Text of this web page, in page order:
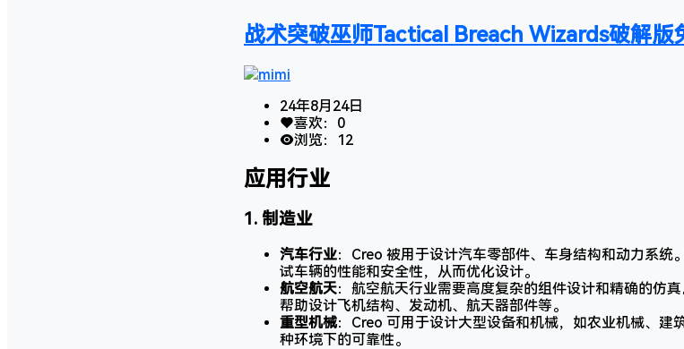
战术突破巫师Tactical Breach Wizards破解版
mimi
24年8月24日
喜欢： 0
浏览：
12
应用行业
1. 制造业
汽车行业：Creo 被用于设计汽车零部件、车身结构和动力系统
试车辆的性能和安全性，从而优化设计。
航空航天：航空航天行业需要高度复杂的组件设计和精确的仿
帮助设计飞机结构、发动机、航天器部件等。
重型机械：Creo 可用于设计大型设备和机械，如农业机械、建
种环境下的可靠性。